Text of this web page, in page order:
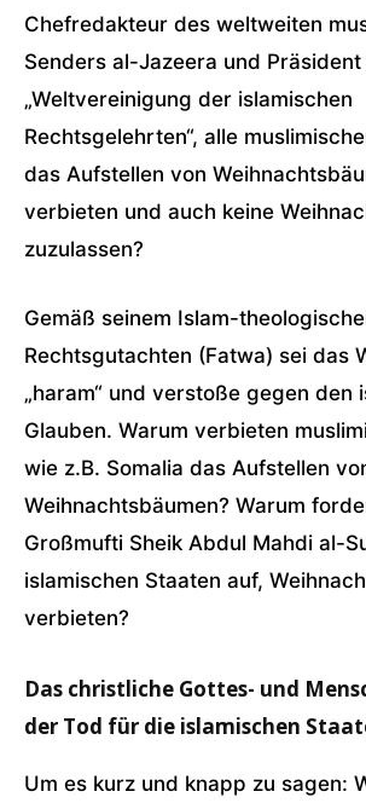
Chefredakteur des weltweiten
Senders al-Jazeera und
„Weltvereinigung der islamischen
Rechtsgelehrten“, alle
das Aufstellen von
verbieten und auch keine
zuzulassen?
Gemäß seinem Islam-
Rechtsgutachten (Fatwa) sei das
„haram“ und verstoße gegen den
Glauben. Warum verbieten
wie z.B. Somalia das Aufstellen
Weihnachtsbäumen? Warum
Großmufti Sheik Abdul Mahdi al-
islamischen Staaten auf,
verbieten?
Das christliche Gottes- und
der Tod für die islamischen
Um es kurz und knapp zu sagen: